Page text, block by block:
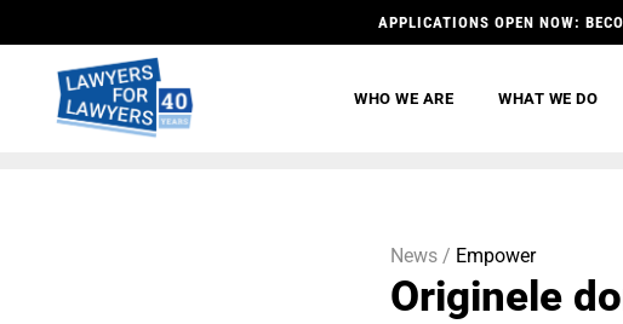
APPLICATIONS OPEN NOW:
WHO WE ARE WHAT WE DO
News / Empower
Originele